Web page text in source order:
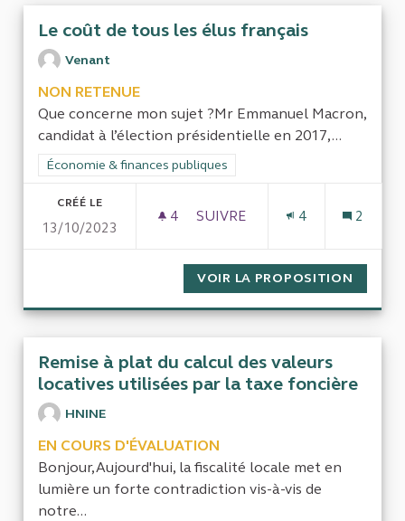
Le coût de tous les élus français
Venant
NON RETENUE
Que concerne mon sujet ?Mr Emmanuel Macron,
candidat à l’élection présidentielle en 2017,...
Filtrer les résultats de la catégorie : Économie & finances
Économie & finances publiques
CRÉÉ LE
13/10/2023
4 4 ABONNÉS
SUIVRE
4 2
VOIR LA PROPOSITION
Remise à plat du calcul des valeurs
locatives utilisées par la taxe foncière
HNINE
EN COURS D'ÉVALUATION
Bonjour,Aujourd'hui, la fiscalité locale met en
lumière un forte contradiction vis-à-vis de
notre...